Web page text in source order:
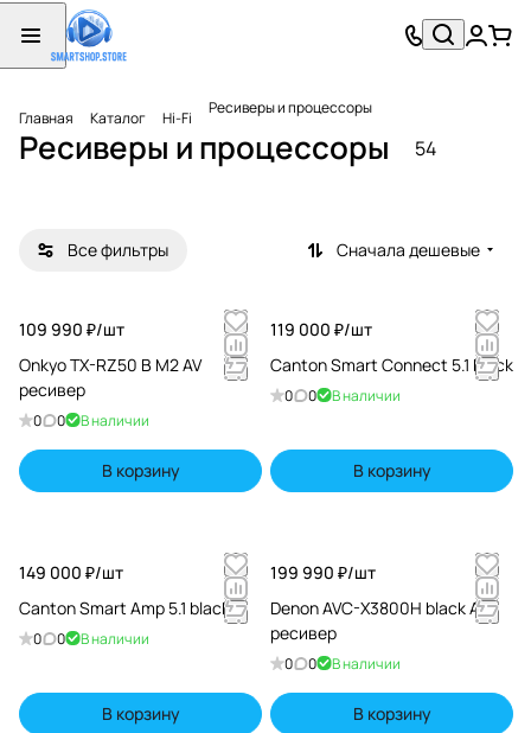
Главная Каталог Hi-Fi Ресиверы и процессоры
Ресиверы и процессоры 54
AV
проце
7
товаров
AV
ресив
38
товаров
CD
ресив
9
товаров
Все фильтры Сначала дешевые
109 990 ₽/шт
Onkyo TX-RZ50 B M2 AV
ресивер
0 0 В наличии
В корзину
119 000 ₽/шт
Canton Smart Connect 5.1 black
0 0 В наличии
В корзину
149 000 ₽/шт
Canton Smart Amp 5.1 black
0 0 В наличии
В корзину
199 990 ₽/шт
Denon AVC-X3800H black AV
ресивер
0 0 В наличии
В корзину